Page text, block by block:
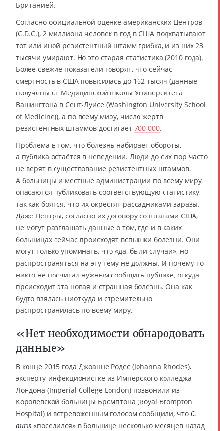
Британией.
Согласно официальной оценке американских Центров
(С.D.С.), 2 миллиона человек в год в США подхватывают
тот или иной резистентный штамм грибка, и из них 23
тысячи умирают. Но это старая статистика (2010 года).
Более свежие показатели говорят, что сейчас
смертность в США повысилась до 162 тысяч (данные
получены от Медицинской школы Университета
Вашингтона в Сент-Луисе (Washington University School
of Medicine)), а по всему миру, число жертв
резистентных штаммов достигает 700 000.
Проблема в том, что болезнь набирает обороты,
а публика остаётся в неведении. Люди до сих пор часто
не верят в существование резистентных штаммов.
А больницы и местные администрации по всему миру
опасаются публиковать соответствующую статистику,
так как боятся, что их окрестят рассадниками заразы.
Даже Центры, согласно их договору со штатами США,
не могут разглашать данные о том, где и в каких
больницах сейчас происходят вспышки болезни. Они
могут только упоминать, что «да, были случаи», но
распространяться на эту тему не должны. И почему-то
никто не посчитал нужным сообщить публике, откуда
происходит эта новая и страшная болезнь. Она как
будто взялась ниоткуда и стремительно
распространилась по всему миру.
«Нет необходимости обнародовать
данные»
В конце 2015 года Джоанне Родес (Johanna Rhodes),
эксперту-инфекционистке из Имперского колледжа
Лондона (Imperial College London) позвонили из
Королевской больницы Бромптона (Royal Brompton
Hospital) и встревоженным голосом сообщили, что C.
auris «поселился» в больнице несколько месяцев назад